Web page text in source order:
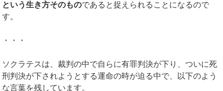
という生き方そのものであると捉えられることになるので
す。
・・・
ソクラテスは、裁判の中で自らに有罪判決が下り、ついに死
刑判決が下されようとする運命の時が迫る中で、以下のよう
な言葉を残しています。